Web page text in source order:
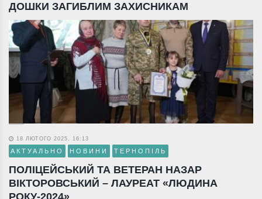
ДОШКИ ЗАГИБЛИМ ЗАХИСНИКАМ
18 ЛЮТОГО 2025, 16:13
АКТУАЛЬНО НОВИНИ ТЕРНОПІЛЬ
ПОЛІЦЕЙСЬКИЙ ТА ВЕТЕРАН НАЗАР
ВІКТОРОВСЬКИЙ – ЛАУРЕАТ «ЛЮДИНА
РОКУ-2024»